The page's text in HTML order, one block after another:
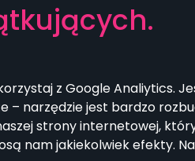
z Google Analiytics.
– narzędzie jest bardzo
strony internetowej,
nam jakiekolwiek efekty.